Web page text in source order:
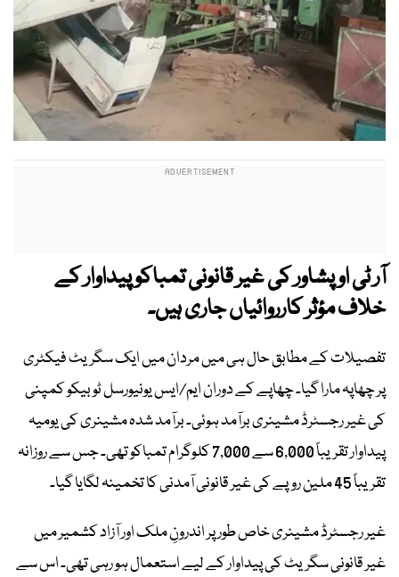
آر ٹی او پشاور کی غیر قانونی تمباکو پیداوار کے
خلاف مؤثر کارروائیاں جاری ہیں۔
تفصیلات کے مطابق حال ہی میں مردان میں ایک سگریٹ فیکٹری
پر چھاپہ مارا گیا۔ چھاپے کے دوران ایم/ایس یونیورسل ٹوبیکو کمپنی
کی غیر رجسٹرڈ مشینری برآمد ہوئی۔ برآمد شدہ مشینری کی یومیہ
پیداوار تقریباً 6,000 سے 7,000 کلوگرام تمباکو تھی۔ جس سے روزانہ
تقریباً 45 ملین روپے کی غیر قانونی آمدنی کا تخمینہ لگایا گیا۔
غیر رجسٹرڈ مشینری خاص طور پر اندرونِ ملک اور آزاد کشمیر میں
غیر قانونی سگریٹ کی پیداوار کے لیے استعمال ہو رہی تھی۔ اس سے